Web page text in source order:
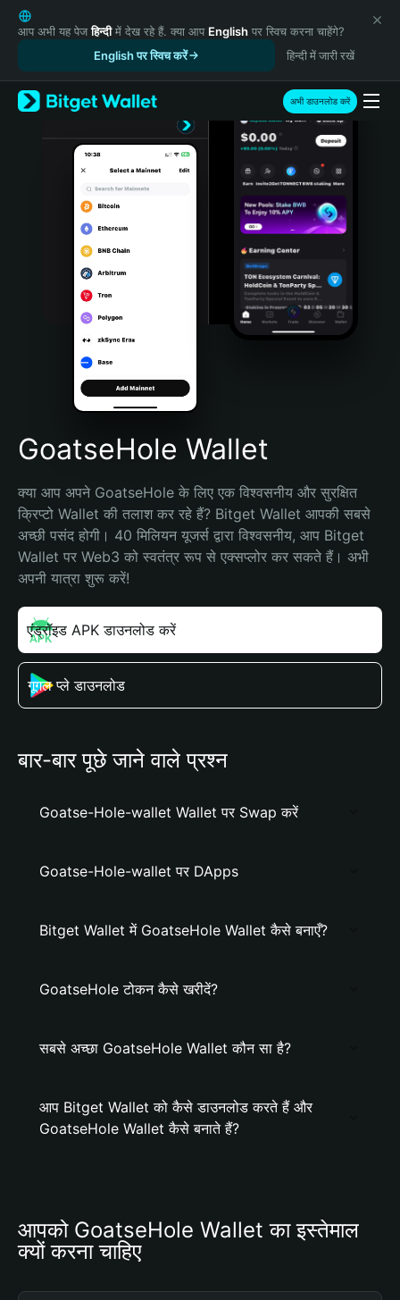
English
日本語
Русский
Español (Latinoamérica)
Türkçe
Português (Portugal)
Bahasa Indonesia
Português (Brasil)
Español (Argentina)
आप अभी यह पेजहिन्दीमें देख रहे हैं. क्या आप English पर स्विच करना चाहेंगे?
English पर स्विच करें
हिन्दी में जारी रखें
अभी डाउनलोड करें
GoatseHole Wallet
क्या आप अपने GoatseHole के लिए एक विश्वसनीय और सुरक्षित
क्रिप्टो Wallet की तलाश कर रहे हैं? Bitget Wallet आपकी सबसे
अच्छी पसंद होगी। 40 मिलियन यूजर्स द्वारा विश्वसनीय, आप Bitget
Wallet पर Web3 को स्वतंत्र रूप से एक्सप्लोर कर सकते हैं। अभी
अपनी यात्रा शुरू करें!
एंड्रॉइड APK डाउनलोड करें
गूगल प्ले डाउनलोड
बार-बार पूछे जाने वाले प्रश्न
Goatse-Hole-wallet Wallet पर Swap करें
Goatse-Hole-wallet पर DApps
Bitget Wallet में GoatseHole Wallet कैसे बनाएँ?
GoatseHole टोकन कैसे खरीदें?
सबसे अच्छा GoatseHole Wallet कौन सा है?
आप Bitget Wallet को कैसे डाउनलोड करते हैं और
GoatseHole Wallet कैसे बनाते हैं?
आपको GoatseHole Wallet का इस्तेमाल
क्यों करना चाहिए